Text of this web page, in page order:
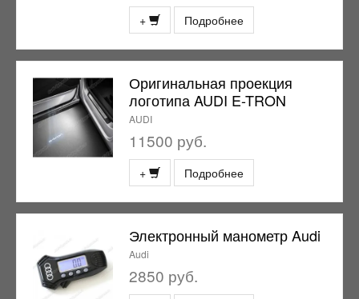
+ Подробнее
Оригинальная проекция
логотипа AUDI E-TRON
AUDI
11500 руб.
+ Подробнее
Электронный манометр Audi
Audi
2850 руб.